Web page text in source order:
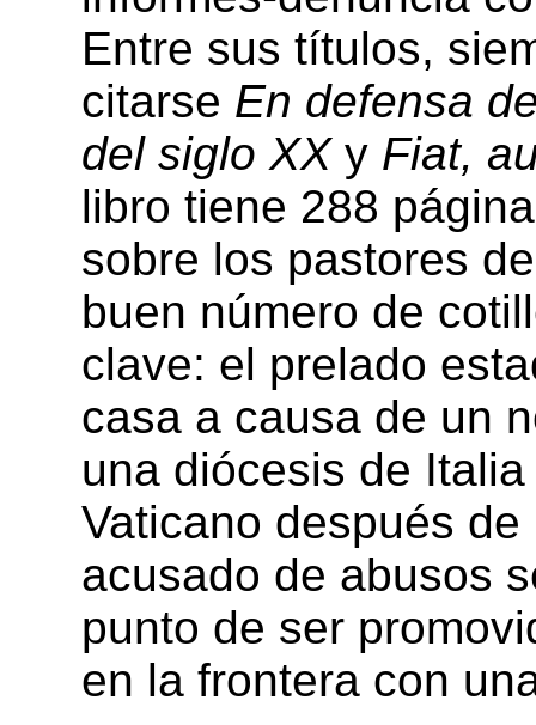
Entre sus títulos,
citarse En defensa
del siglo XXy Fiat,
libro tiene 288
sobre los pastores
buen número de
clave: el prelado
casa a causa de un
una diócesis de
Vaticano después
acusado de abusos
punto de ser
en la frontera con